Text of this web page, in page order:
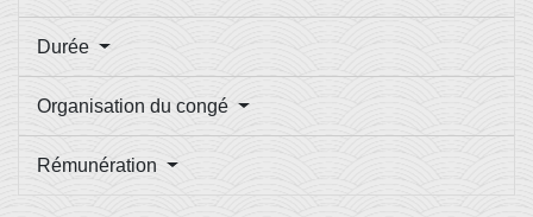
Durée
Organisation du congé
Rémunération